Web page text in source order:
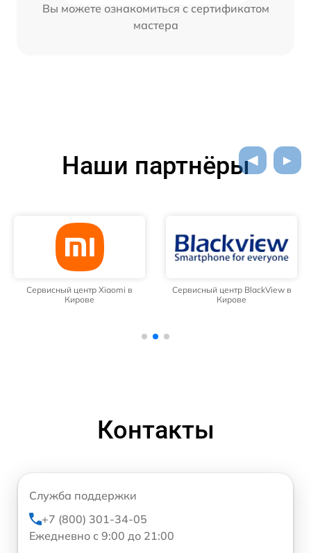
Вы можете ознакомиться с сертификатом
мастера
Наши партнёры
Сервисный центр Xiaomi в
Кирове
Сервисный центр BlackView в
Кирове
Контакты
Служба поддержки
+7 (800) 301-34-05
Ежедневно с 9:00 до 21:00